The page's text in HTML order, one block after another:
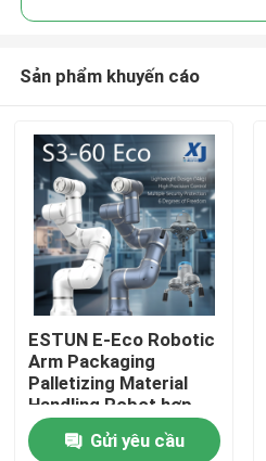
Sản phẩm khuyến cáo
ESTUN E-Eco Robotic
Arm Packaging
Palletizing Material
Handling Robot hợp
tác với OnRobot
GripperGửi yêu cầu